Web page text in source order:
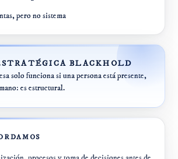
pero no sistema
BLACKHOLD
solo funciona si una persona está presente,
es estructural.